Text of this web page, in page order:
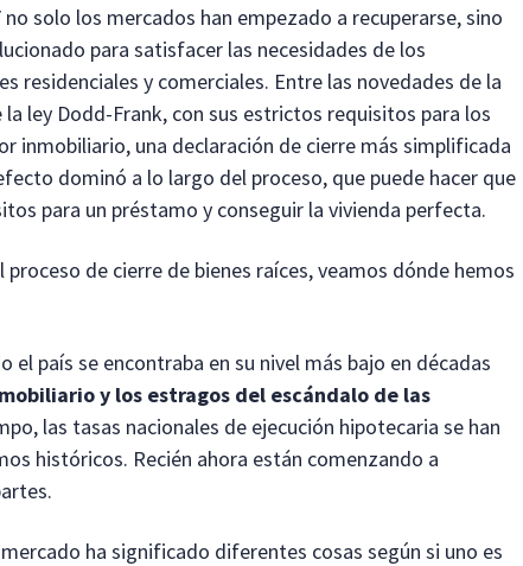
solo los mercados han empezado a recuperarse, sino
para satisfacer las necesidades de los
residenciales y comerciales. Entre las novedades de la
ley Dodd-Frank, con sus estrictos requisitos para los
inmobiliario, una declaración de cierre más simplificada
dominó a lo largo del proceso, que puede hacer que
para un préstamo y conseguir la vivienda perfecta.
de cierre de bienes raíces, veamos dónde hemos
el país se encontraba en su nivel más bajo en décadas
y los estragos del escándalo de las
las tasas nacionales de ejecución hipotecaria se han
históricos. Recién ahora están comenzando a
ha significado diferentes cosas según si uno es